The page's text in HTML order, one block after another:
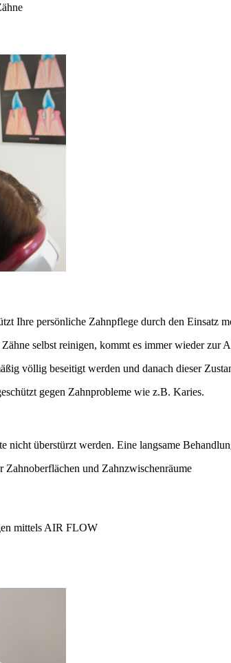
Ihre persönliche Zahnpflege durch den Einsatz
selbst reinigen, kommt es immer wieder zur
völlig beseitigt werden und danach dieser
gegen Zahnprobleme wie z.B. Karies.
nicht überstürzt werden. Eine langsame
und Zahnzwischenräume
mittels AIR FLOW